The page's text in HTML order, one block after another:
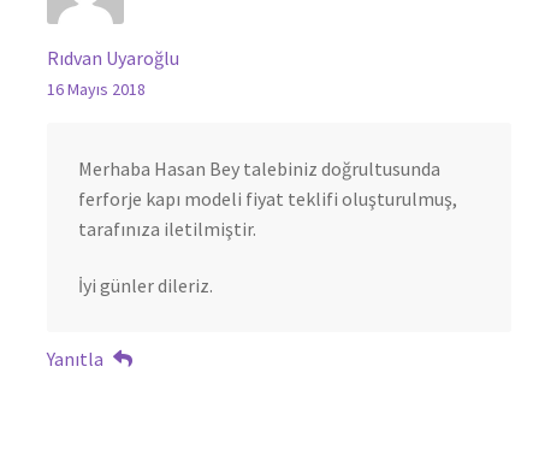
Rıdvan Uyaroğlu
16 Mayıs 2018
Merhaba Hasan Bey talebiniz doğrultusunda
ferforje kapı modeli fiyat teklifi oluşturulmuş,
tarafınıza iletilmiştir.
İyi günler dileriz.
Yanıtla